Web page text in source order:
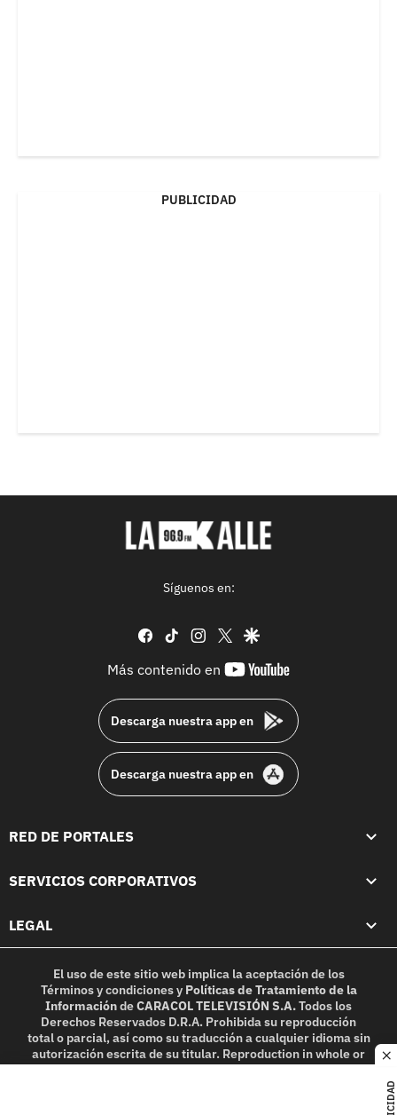
PUBLICIDAD
Síguenos en:
facebook
tiktok instagram
twittergoogle
Más contenido en
youtube-
Descarga nuestra app en
Descarga nuestra app en
RED DE PORTALES
SERVICIOS CORPORATIVOS
LEGAL
El uso de este sitio web implica la aceptación de los
Términos y condicionesy Políticas de Tratamiento de la
InformacióndeCARACOL TELEVISIÓN S.A.Todos los
Derechos Reservados D.R.A. Prohibida su reproducción
total o parcial, así como su traducción a cualquier idioma sin
autorización escrita de su titular. Reproduction in whole or
in part, or translation without written permission is